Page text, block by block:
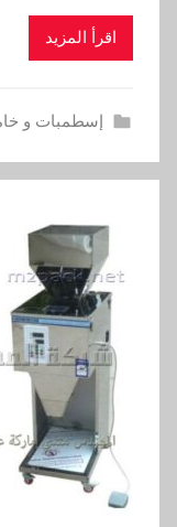
اقرأ المزيد
إسطمبات و